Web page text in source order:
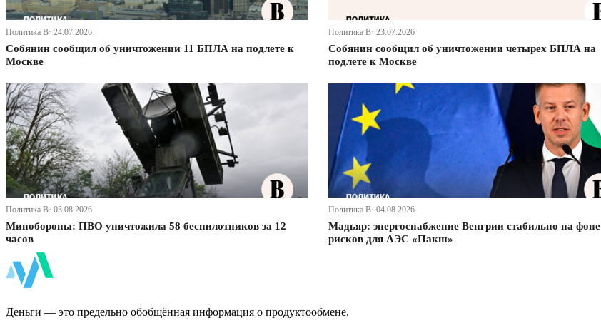
Политика В· 24.07.2026
Собянин сообщил об уничтожении 11 БПЛА на подлете к
Москве
Политика В· 23.07.2026
Собянин сообщил об уничтожении четырех БПЛА на
подлете к Москве
Политика В· 03.08.2026
Минобороны: ПВО уничтожила 58 беспилотников за 12
часов
Политика В· 04.08.2026
Мадьяр: энергоснабжение Венгрии стабильно на фоне
рисков для АЭС «Пакш»
Деньги — это предельно обобщённая информация о продуктообмене.